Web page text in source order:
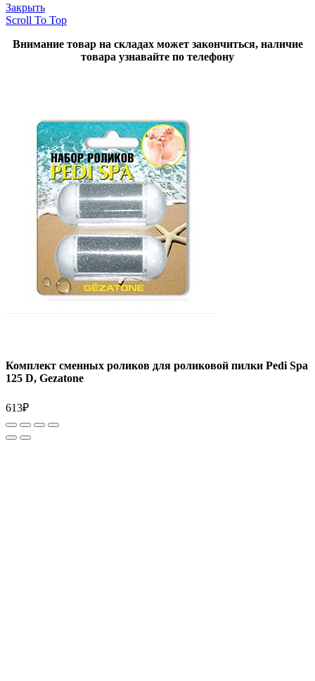
Закрыть
Scroll To Top
Внимание товар на складах может закончиться, наличие
товара узнавайте по телефону
Комплект сменных роликов для роликовой пилки Pedi Spa
125 D, Gezatone
613₽